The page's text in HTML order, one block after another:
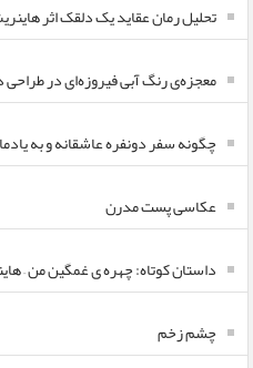
تحلیل رمان عقاید یک دلقک اثر
معجزه‌ی رنگ آبی فیروزه‌ای در
چگونه سفر دونفره عاشقانه و به
عکاسی پست مدرن
داستان کوتاه: چهره ی غمگین من –
چشم زخم